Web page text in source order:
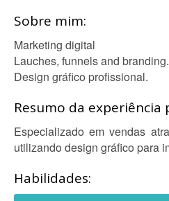
Sobre mim:
Marketing digital
Lauches, funnels and branding.
Design gráfico profissional.
Resumo da experiência
Especializado em vendas
utilizando design gráfico para
Habilidades: